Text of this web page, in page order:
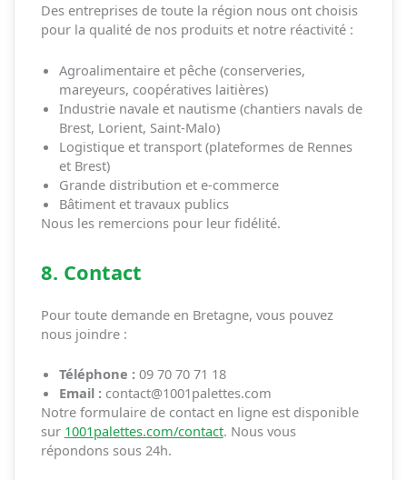
Des entreprises de toute la région nous ont choisis
pour la qualité de nos produits et notre réactivité :
Agroalimentaire et pêche (conserveries,
mareyeurs, coopératives laitières)
Industrie navale et nautisme (chantiers navals de
Brest, Lorient, Saint-Malo)
Logistique et transport (plateformes de Rennes
et Brest)
Grande distribution et e-commerce
Bâtiment et travaux publics
Nous les remercions pour leur fidélité.
8. Contact
Pour toute demande en Bretagne, vous pouvez
nous joindre :
Téléphone :09 70 70 71 18
Email :contact@1001palettes.com
Notre formulaire de contact en ligne est disponible
sur 1001palettes.com/contact. Nous vous
répondons sous 24h.